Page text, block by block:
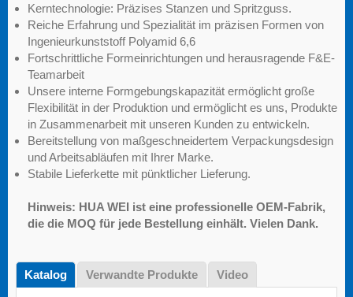
Kerntechnologie: Präzises Stanzen und Spritzguss.
Reiche Erfahrung und Spezialität im präzisen Formen von
Ingenieurkunststoff Polyamid 6,6
Fortschrittliche Formeinrichtungen und herausragende F&E-
Teamarbeit
Unsere interne Formgebungskapazität ermöglicht große
Flexibilität in der Produktion und ermöglicht es uns, Produkte
in Zusammenarbeit mit unseren Kunden zu entwickeln.
Bereitstellung von maßgeschneidertem Verpackungsdesign
und Arbeitsabläufen mit Ihrer Marke.
Stabile Lieferkette mit pünktlicher Lieferung.
Hinweis: HUA WEI ist eine professionelle OEM-Fabrik,
die die MOQ für jede Bestellung einhält. Vielen Dank.
Katalog Verwandte Produkte Video